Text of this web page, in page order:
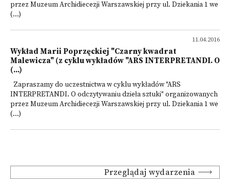
przez Muzeum Archidiecezji Warszawskiej przy ul. Dziekania 1 we
(...)
11.04.2016
Wykład Marii Poprzęckiej "Czarny kwadrat
Malewicza" (z cyklu wykładów "ARS INTERPRETANDI. O
(...)
Zapraszamy do uczestnictwa w cyklu wykładów "ARS
INTERPRETANDI. O odczytywaniu dzieła sztuki" organizowanych
przez Muzeum Archidiecezji Warszawskiej przy ul. Dziekania 1 we
(...)
Przeglądaj wydarzenia